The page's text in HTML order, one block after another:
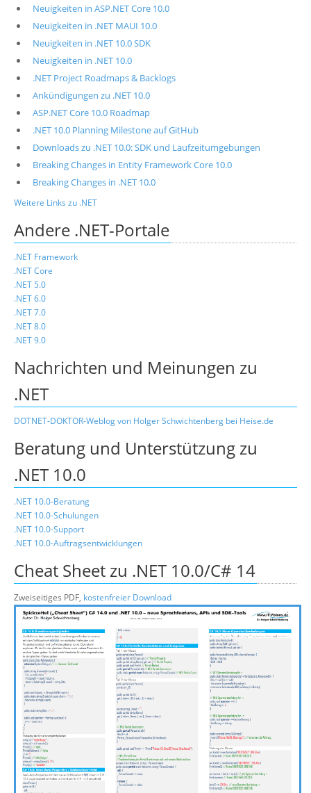
Neuigkeiten in ASP.NET Core 10.0
Neuigkeiten in .NET MAUI 10.0
Neuigkeiten in .NET 10.0 SDK
Neuigkeiten in .NET 10.0
.NET Project Roadmaps & Backlogs
Ankündigungen zu .NET 10.0
ASP.NET Core 10.0 Roadmap
.NET 10.0 Planning Milestone auf GitHub
Downloads zu .NET 10.0: SDK und Laufzeitumgebungen
Breaking Changes in Entity Framework Core 10.0
Breaking Changes in .NET 10.0
Weitere Links zu .NET
Andere .NET-Portale
.NET Framework
.NET Core
.NET 5.0
.NET 6.0
.NET 7.0
.NET 8.0
.NET 9.0
Nachrichten und Meinungen zu
.NET
DOTNET-DOKTOR-Weblog von Holger Schwichtenberg bei Heise.de
Beratung und Unterstützung zu
.NET 10.0
.NET 10.0-Beratung
.NET 10.0-Schulungen
.NET 10.0-Support
.NET 10.0-Auftragsentwicklungen
Cheat Sheet zu .NET 10.0/C# 14
Zweiseitiges PDF, kostenfreier Download